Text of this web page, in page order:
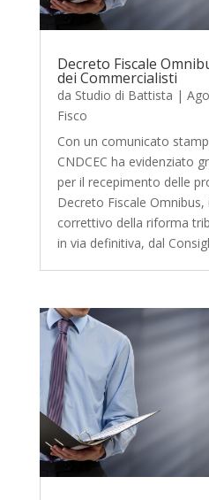
Decreto Fiscale
dei Commercialisti
da Studio di Battista |
Fisco
Con un comunicato
CNDCEC ha evidenziato
per il recepimento delle
Decreto Fiscale
correttivo della riforma
in via definitiva, dal